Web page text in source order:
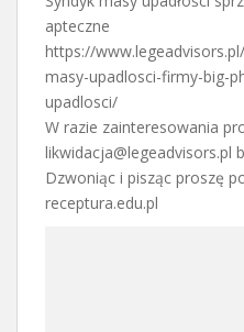
apteczne
https://
masy-upadlosci-firmy-big-
upadlosci/
W razie zainteresowania
likwidacja@legeadvisors.pl
Dzwoniąc i pisząc proszę
receptura.edu.pl